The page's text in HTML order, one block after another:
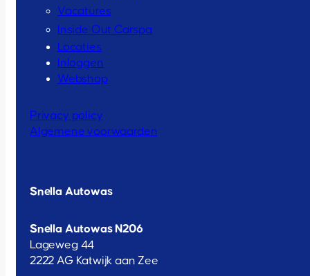
Vacatures
Inside Out Carspa
Locaties
Inloggen
Webshop
Privacy policy
Algemene voorwaarden
Snella Autowas
Snella Autowas N206
Lageweg 44
2222 AG Katwijk aan Zee